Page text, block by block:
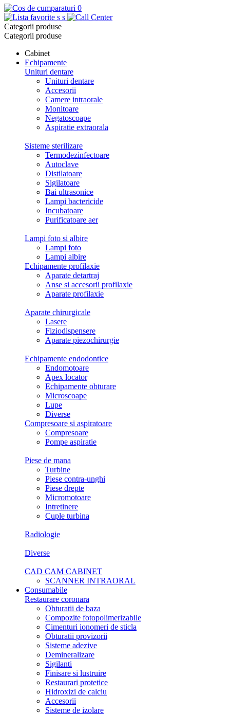
0
s s
Categorii produse
Categorii produse
Cabinet
Echipamente
Unituri dentare
Unituri dentare
Accesorii
Camere intraorale
Monitoare
Negatoscoape
Aspiratie extraorala
Sisteme sterilizare
Termodezinfectoare
Autoclave
Distilatoare
Sigilatoare
Bai ultrasonice
Lampi bactericide
Incubatoare
Purificatoare aer
Lampi foto si albire
Lampi foto
Lampi albire
Echipamente profilaxie
Aparate detartraj
Anse si accesorii profilaxie
Aparate profilaxie
Aparate chirurgicale
Lasere
Fiziodispensere
Aparate piezochirurgie
Echipamente endodontice
Endomotoare
Apex locator
Echipamente obturare
Microscoape
Lupe
Diverse
Compresoare si aspiratoare
Compresoare
Pompe aspiratie
Piese de mana
Turbine
Piese contra-unghi
Piese drepte
Micromotoare
Intretinere
Cuple turbina
Radiologie
Diverse
CAD CAM CABINET
SCANNER INTRAORAL
Consumabile
Restaurare coronara
Obturatii de baza
Compozite fotopolimerizabile
Cimenturi ionomeri de sticla
Obturatii provizorii
Sisteme adezive
Demineralizare
Sigilanti
Finisare si lustruire
Restaurari protetice
Hidroxizi de calciu
Accesorii
Sisteme de izolare